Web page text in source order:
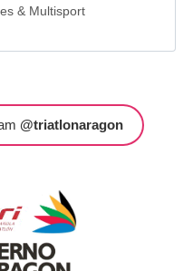
& Multisport
@triatlonaragon